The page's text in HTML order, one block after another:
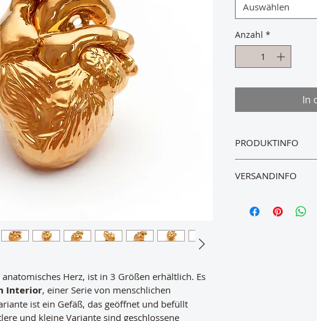
Herz, ist in 3 Größen erhältlich. Es
Interior, einer Serie von menschlichen
ist ein Gefäß, das geöffnet und befüllt
und kleine Variante sind geschlossene
Auswählen
Anzahl *
In
PRODUKTINFO
Groß: 13 x 14 x 14 cm
Klein: 6,5 x 7 x 6,5
Leichte
VERSANDINFO